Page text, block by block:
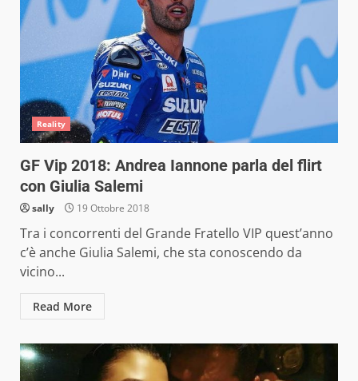
Reality
GF Vip 2018: Andrea Iannone parla del flirt
con Giulia Salemi
sally 19 Ottobre 2018
Tra i concorrenti del Grande Fratello VIP quest’anno
c’è anche Giulia Salemi, che sta conoscendo da
vicino...
Read More